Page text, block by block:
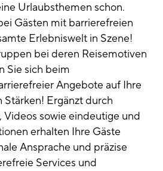
Urlaubsthemen schon.
Gästen mit barrierefreien
Erlebniswelt in Szene!
bei deren Reisemotiven
Sie sich beim
Angebote auf Ihre
Ergänzt durch
Videos sowie eindeutige und
erhalten Ihre Gäste
Ansprache und präzise
Services und